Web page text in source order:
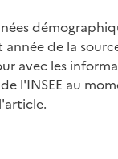
de la
avec les
l'INSEE au